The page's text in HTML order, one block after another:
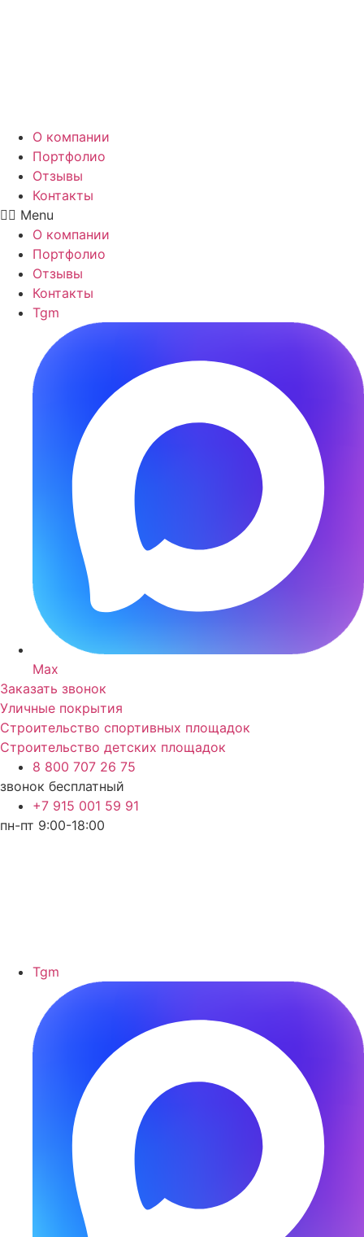
О компании
Портфолио
Отзывы
Контакты
Menu
О компании
Портфолио
Отзывы
Контакты
Tgm
Max
Заказать звонок
Уличные покрытия
Строительство спортивных площадок
Строительство детских площадок
8 800 707 26 75
звонок бесплатный
+7 915 001 59 91
пн-пт 9:00-18:00
Tgm